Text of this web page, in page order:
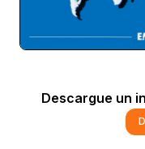
Descargue un